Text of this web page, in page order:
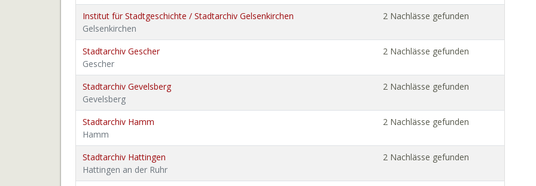
Institut für Stadtgeschichte / Stadtarchiv Gelsenkirchen
Gelsenkirchen
2 Nachlässe gefunden
Stadtarchiv Gescher
Gescher
2 Nachlässe gefunden
Stadtarchiv Gevelsberg
Gevelsberg
2 Nachlässe gefunden
Stadtarchiv Hamm
Hamm
2 Nachlässe gefunden
Stadtarchiv Hattingen
Hattingen an der Ruhr
2 Nachlässe gefunden